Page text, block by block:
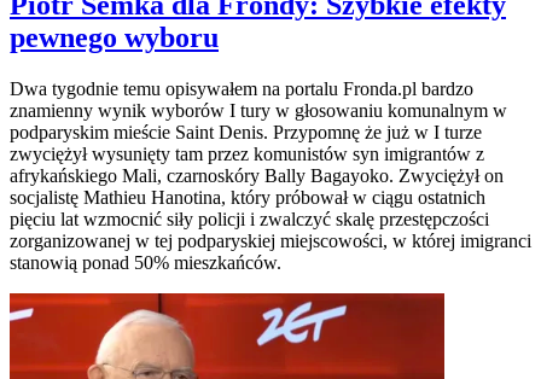
pewnego wyboru
Dwa tygodnie temu opisywałem na portalu Fronda.pl bardzo
znamienny wynik wyborów I tury w głosowaniu komunalnym w
podparyskim mieście Saint Denis. Przypomnę że już w I turze
zwyciężył wysunięty tam przez komunistów syn imigrantów z
afrykańskiego Mali, czarnoskóry Bally Bagayoko. Zwyciężył on
socjalistę Mathieu Hanotina, który próbował w ciągu ostatnich
pięciu lat wzmocnić siły policji i zwalczyć skalę przestępczości
zorganizowanej w tej podparyskiej miejscowości, w której imigranci
stanowią ponad 50% mieszkańców.